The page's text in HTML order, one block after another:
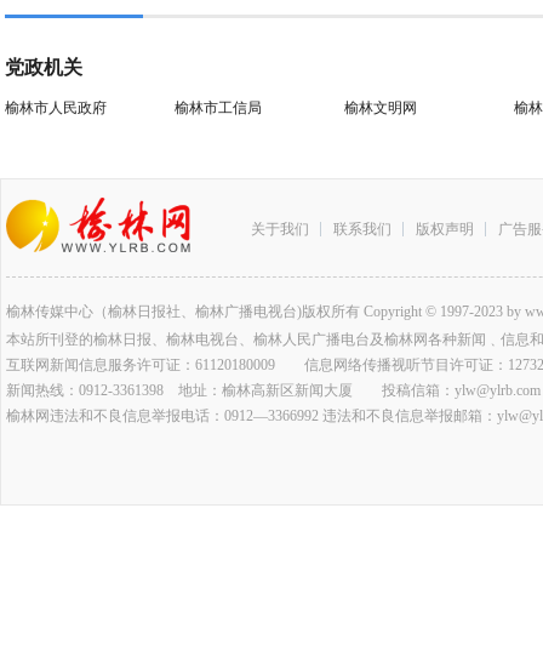
党政机关
榆林市人民政府 榆林市工信局 榆林文明网 榆
关于我们 联系我们 版权声明 广告
榆林传媒中心（榆林日报社、榆林广播电视台)版权所有 Copyright © 1997-2023 by
本站所刊登的榆林日报、榆林电视台、榆林人民广播电台及榆林网各种新闻﹑信
互联网新闻信息服务许可证：61120180009 信息网络传播视听节目许可证：
新闻热线：0912-3361398 地址：榆林高新区新闻大厦 投稿信箱：ylw@ylrb.com
榆林网违法和不良信息举报电话：0912—3366992 违法和不良信息举报邮箱：